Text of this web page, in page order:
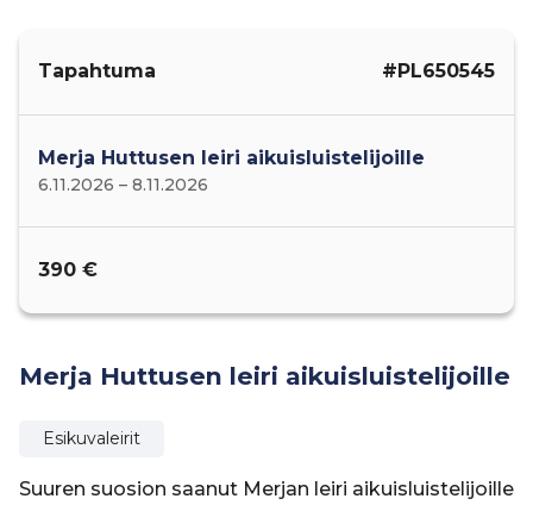
Tapahtuma #PL650545
Merja Huttusen leiri aikuisluistelijoille
6.11.2026 – 8.11.2026
390 €
Merja Huttusen leiri aikuisluistelijoille
Esikuvaleirit
Suuren suosion saanut Merjan leiri aikuisluistelijoille